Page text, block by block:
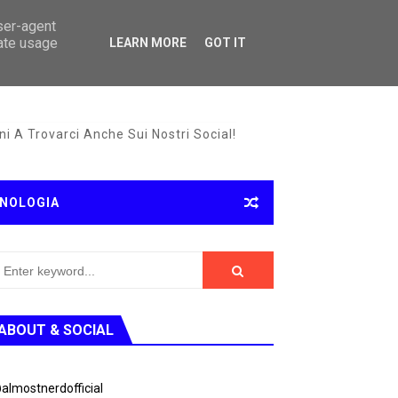
A Trovarci Anche Sui Nostri Social!
& SOCIAL
agent
usage
LEARN MORE GOT IT